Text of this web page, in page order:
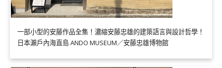
一部小型的安藤作品全集！濃縮安藤忠雄的建築語言與設計哲學！
日本瀨戶內海直島 ANDO MUSEUM／安藤忠雄博物館